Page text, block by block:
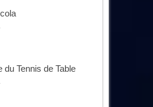
du Tennis de Table